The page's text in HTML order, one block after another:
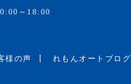
～18:00
様の声 れもんオートブログ